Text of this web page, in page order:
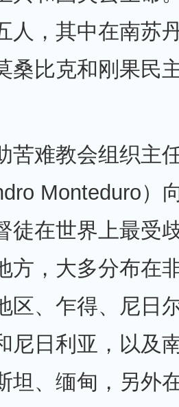
人，其中在南苏
桑比克和刚果民
苦难教会组织主
Monteduro）
徒在世界上最受
方，大多分布在
区、乍得、尼日
尼日利亚，以及
坦、缅甸，另外